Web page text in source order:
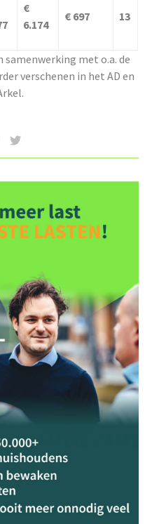
€
6.174
€ 697 13
met o.a. de
verschenen in het AD en